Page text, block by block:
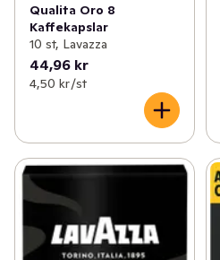
Qualita Oro 8
Kaffekapslar
10 st, Lavazza
44,96 kr
4,50 kr /st